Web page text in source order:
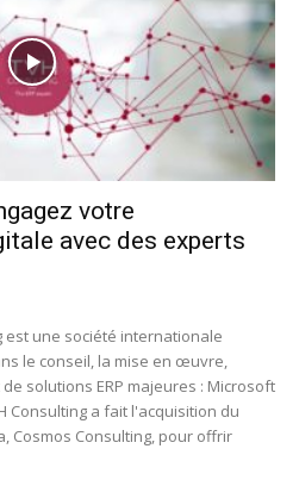
votre
avec des experts
est une société internationale
le conseil, la mise en œuvre,
solutions ERP majeures : Microsoft
Consulting a fait l'acquisition du
Cosmos Consulting, pour offrir